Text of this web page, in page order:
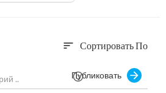
sort Сортировать По
Публиковать